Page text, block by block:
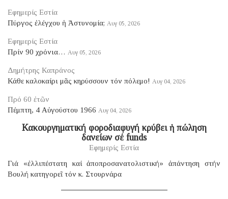
Εφημερίς Εστία
Πύργος ἐλέγχου ἡ Ἀστυνομία; Αυγ 05, 2026
Εφημερίς Εστία
Πρίν 90 χρόνια… Αυγ 05, 2026
Δημήτρης Καπράνος
Κάθε καλοκαίρι μᾶς κηρύσσουν τόν πόλεμο! Αυγ 04, 2026
Πρό 60 ἐτῶν
Πέμπτη, 4 Αὐγούστου 1966 Αυγ 04, 2026
Κακουργηματική φοροδιαφυγή κρύβει ἡ πώληση
δανείων σέ funds
Εφημερίς Εστία
Γιά «ἐλλιπέστατη καί ἀποπροσανατολιστική» ἀπάντηση στήν
Βουλή κατηγορεῖ τόν κ. Στουρνάρα